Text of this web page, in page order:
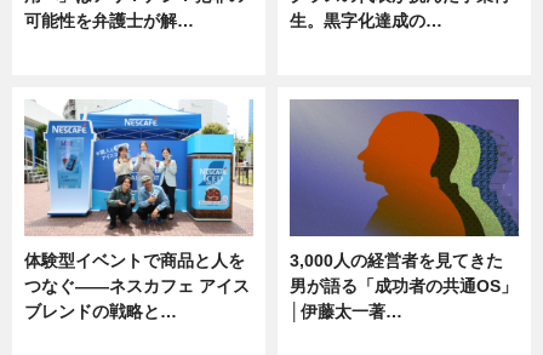
可能性を弁護士が解…
生。黒字化達成の…
体験型イベントで商品と人を
つなぐ――ネスカフェ アイス
ブレンドの戦略と…
3,000人の経営者を見てきた
男が語る「成功者の共通OS」
│伊藤太一著…